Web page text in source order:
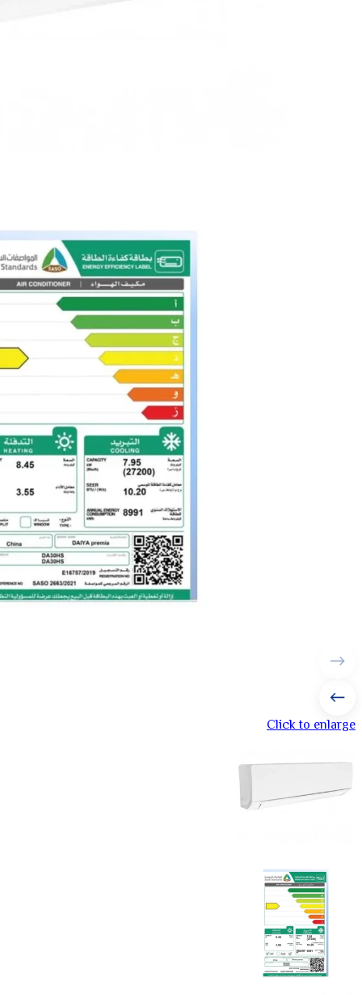
Click to enlarge